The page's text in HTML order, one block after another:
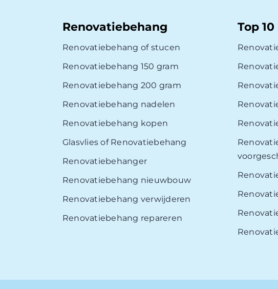
Renovatiebehang
Renovatiebehang of stucen
Renovatiebehang 150 gram
Renovatiebehang 200 gram
Renovatiebehang nadelen
Renovatiebehang kopen
Glasvlies of Renovatiebehang
Renovatiebehanger
Renovatiebehang nieuwbouw
Renovatiebehang verwijderen
Renovatiebehang repareren
Top